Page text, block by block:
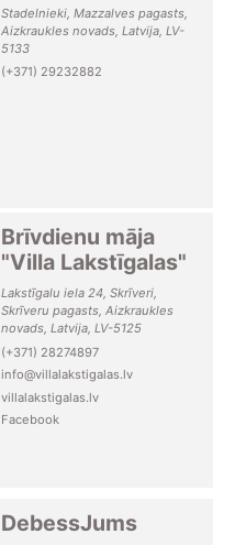
Stadelnieki, Mazzalves pagasts,
Aizkraukles novads, Latvija, LV-
5133
(+371) 29232882
Brīvdienu māja
"Villa Lakstīgalas"
Lakstīgalu iela 24, Skrīveri,
Skrīveru pagasts, Aizkraukles
novads, Latvija, LV-5125
(+371) 28274897
info@villalakstigalas.lv
villalakstigalas.lv
Facebook
DebessJums